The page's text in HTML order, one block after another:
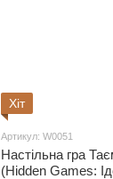
Хіт
Артикул: W0051
Настільна гра
(Hidden Games: